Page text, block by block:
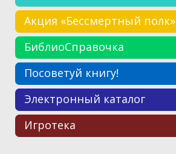
Акция «Бессмертный полк»
БиблиоСправочка
Посоветуй книгу!
Электронный каталог
Игротека